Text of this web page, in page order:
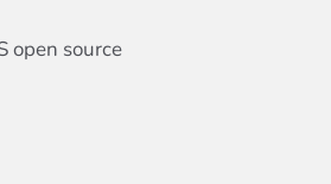
open source